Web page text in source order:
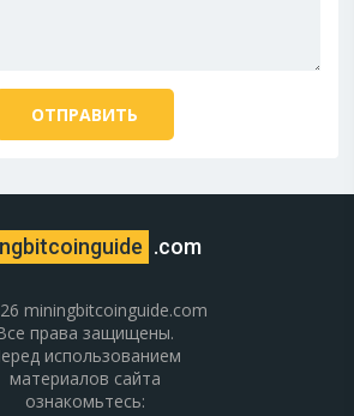
.com
miningbitcoinguide.com
права защищены.
использованием
материалов сайта
ознакомьтесь: